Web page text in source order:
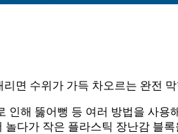
면 수위가 가득 차오르는 완전
인해 뚫어뻥 등 여러 방법을 사용
다가 작은 플라스틱 장난감 블